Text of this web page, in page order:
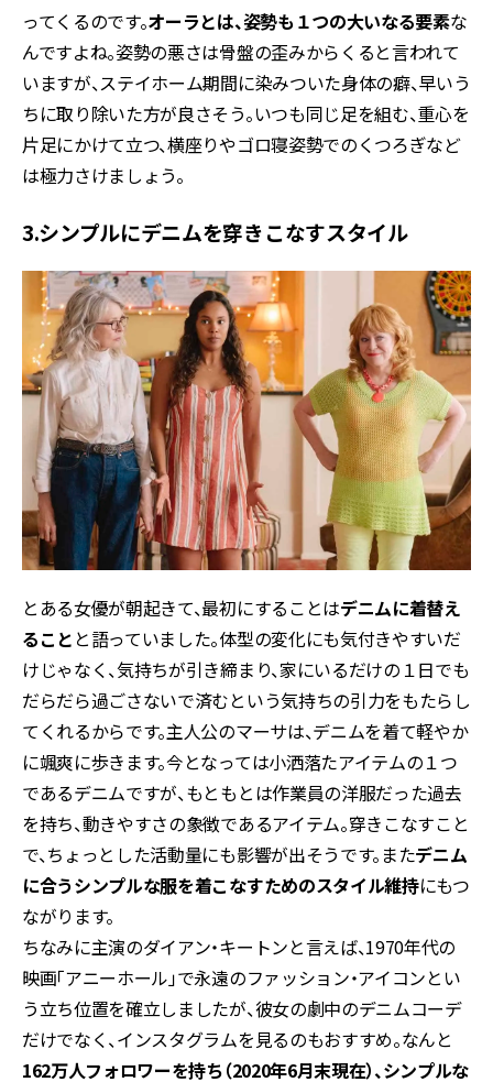
ってくるのです。オーラとは、姿勢も１つの大いなる要素な
んですよね。姿勢の悪さは骨盤の歪みからくると言われて
いますが、ステイホーム期間に染みついた身体の癖、早いう
ちに取り除いた方が良さそう。いつも同じ足を組む、重心を
片足にかけて立つ、横座りやゴロ寝姿勢でのくつろぎなど
は極力さけましょう。
3.シンプルにデニムを穿きこなすスタイル
とある女優が朝起きて、最初にすることはデニムに着替え
ること と語っていました。体型の変化にも気付きやすいだ
けじゃなく、気持ちが引き締まり、家にいるだけの１日でも
だらだら過ごさないで済むという気持ちの引力をもたらし
てくれるからです。主人公のマーサは、デニムを着て軽やか
に颯爽に歩きます。今となっては小洒落たアイテムの１つ
であるデニムですが、もともとは作業員の洋服だった過去
を持ち、動きやすさの象徴であるアイテム。穿きこなすこと
で、ちょっとした活動量にも影響が出そうです。またデニム
に合うシンプルな服を着こなすためのスタイル維持にもつ
ながります。
ちなみに主演のダイアン・キートンと言えば、1970年代の
映画「アニーホール」で永遠のファッション・アイコンとい
う立ち位置を確立しましたが、彼女の劇中のデニムコーデ
だけでなく、インスタグラムを見るのもおすすめ。なんと
162万人フォロワーを持ち（2020年6月末現在）、シンプルな